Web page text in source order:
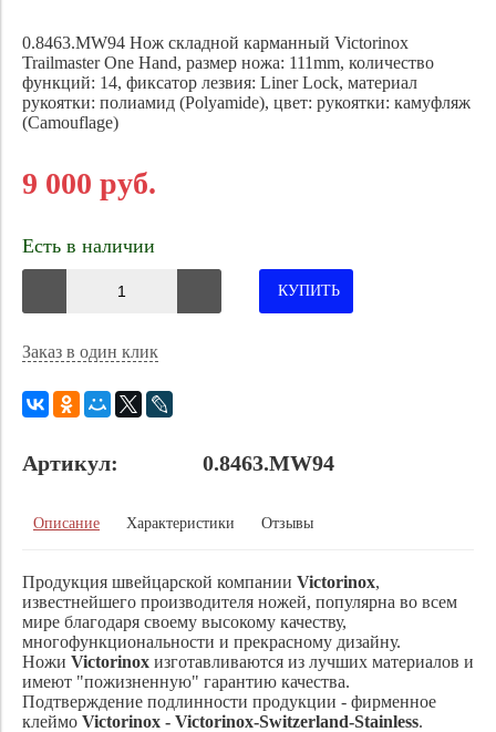
0.8463.MW94 Нож складной карманный Victorinox
Trailmaster One Hand, размер ножа: 111mm, количество
функций: 14, фиксатор лезвия: Liner Lock, материал
рукоятки: полиамид (Polyamide), цвет: рукоятки: камуфляж
(Camouflage)
9 000 руб.
Есть в наличии
КУПИТЬ
Заказ в один клик
Артикул: 0.8463.MW94
Описание Характеристики Отзывы
Продукция швейцарской компании Victorinox,
известнейшего производителя ножей, популярна во всем
мире благодаря своему высокому качеству,
многофункциональности и прекрасному дизайну.
Ножи Victorinox изготавливаются из лучших материалов и
имеют "пожизненную" гарантию качества.
Подтверждение подлинности продукции - фирменное
клеймо Victorinox - Victorinox-Switzerland-Stainless.